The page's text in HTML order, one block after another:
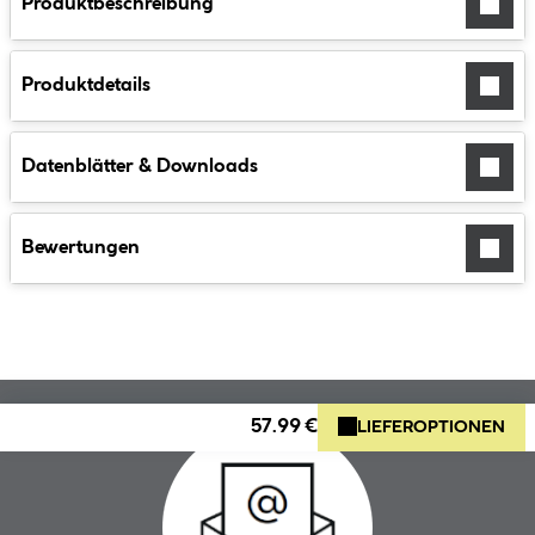
Produktbeschreibung
Produktdetails
Datenblätter & Downloads
Bewertungen
57.99 € LIEFEROPTIONEN